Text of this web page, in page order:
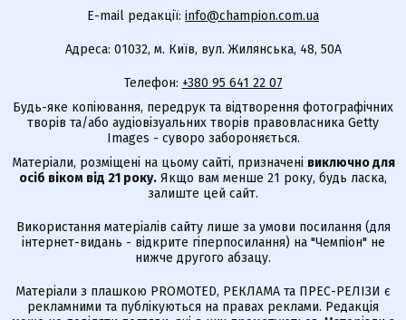
E-mail редакції: info@champion.com.ua
Адреса: 01032, м. Київ, вул. Жилянська, 48, 50А
Телефон: +380 95 641 22 07
Будь-яке копіювання, передрук та відтворення фотографічних
творів та/або аудіовізуальних творів правовласника Getty
Images - суворо забороняється.
Матеріали, розміщені на цьому сайті, призначені виключно для
осіб віком від 21 року. Якщо вам менше 21 року, будь ласка,
залиште цей сайт.
Використання матеріалів сайту лише за умови посилання (для
інтернет-видань - відкрите гіперпосилання) на "Чемпіон" не
нижче другого абзацу.
Матеріали з плашкою PROMOTED, РЕКЛАМА та ПРЕС-РЕЛІЗИ є
рекламними та публікуються на правах реклами. Редакція